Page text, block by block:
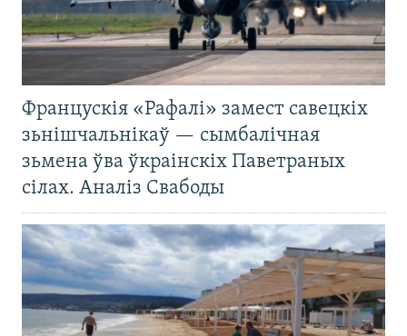
Францускія «Рафалі» замест савецкіх
зьнішчальнікаў — сымбалічная
зьмена ўва ўкраінскіх Паветраных
сілах. Аналіз Свабоды